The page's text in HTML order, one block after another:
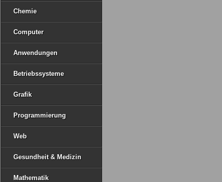
Chemie
Computer
Anwendungen
Betriebssysteme
Grafik
Programmierung
Web
Gesundheit & Medizin
Mathematik